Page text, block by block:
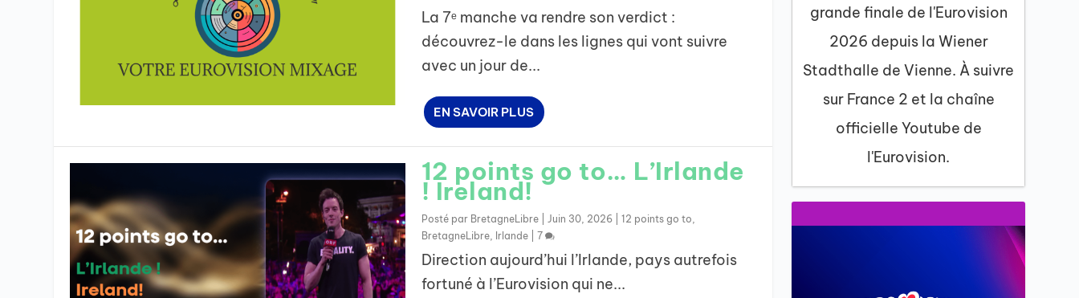
La 7ᵉ manche va rendre son verdict :
découvrez-le dans les lignes qui vont suivre
avec un jour de...
EN SAVOIR PLUS
12 points go to… L’Irlande
! Ireland!
Posté par BretagneLibre| Juin 30, 2026| 12 points go to
BretagneLibre, Irlande| 7
Direction aujourd’hui l’Irlande, pays autrefois
fortuné à l’Eurovision qui ne...
grande finale de l'Eurovision
2026 depuis la Wiener
Stadthalle de Vienne. À suivre
sur France 2 et la chaîne
officielle Youtube de
l'Eurovision.